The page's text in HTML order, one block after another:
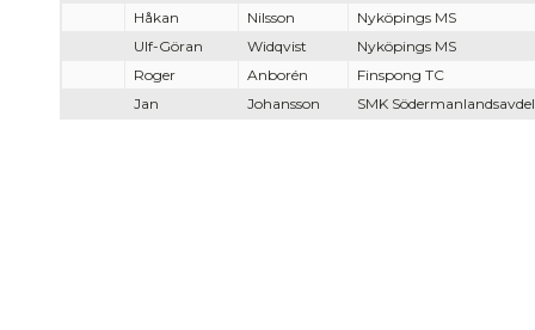
Håkan
Nilsson
Nyköpings MS
Ulf-Göran
Widqvist
Nyköpings MS
Roger
Anborén
Finspong TC
Jan
Johansson SMK